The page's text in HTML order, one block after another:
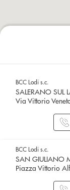
BCC Lodi s.c.
SALERANO SUL
Via Vittorio
BCC Lodi s.c.
SAN GIULIANO
Piazza Vittorio